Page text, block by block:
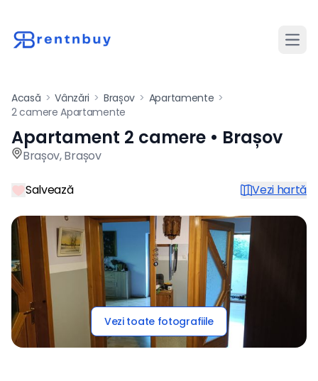
Acasă > Vânzări > Brașov > Apartamente >
2 camere Apartamente
Apartament de vânzare cu
Apartament 2 camere • Brașov
Brașov,Brașov
Salvează Vezi hartă
Vezi toate fotografiile